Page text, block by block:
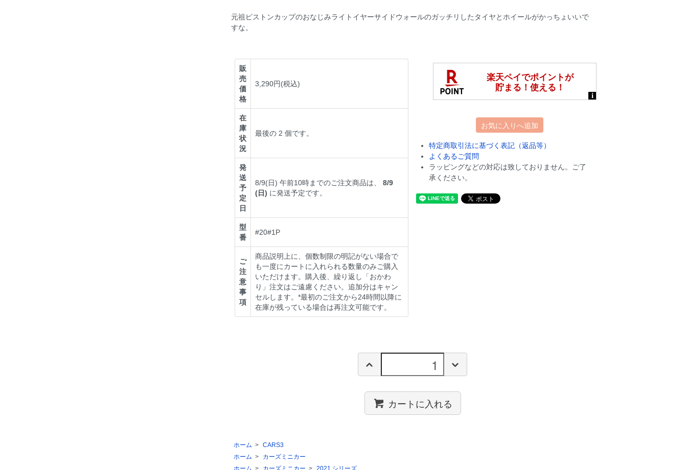
元祖ピストンカップのおなじみライトイヤーサイドウォールのガッチリしたタイヤとホイールがかっちょいいで
すな。
販
売
価
格
3,290円(税込)
在
庫
状
況
最後の 2 個です。
発
送
予
定
日
8/9(日) 午前10時までのご注文商品は、8/9
(日) に発送予定です。
型
番
#20#1P
ご
注
意
事
項
商品説明上に、個数制限の明記がない場合で
も一度にカートに入れられる数量のみご購入
いただけます。購入後、繰り返し「おかわ
り」注文はご遠慮ください。追加分はキャン
セルします。*最初のご注文から24時間以降に
在庫が残っている場合は再注文可能です。
お気に入りへ追加
特定商取引法に基づく表記（返品等）
よくあるご質問
ラッピングなどの対応は致しておりません。ご了
承ください。
カートに入れる
ホーム > CARS3
ホーム >
カーズミニカー